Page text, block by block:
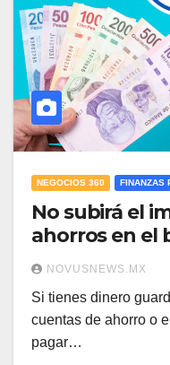
NEGOCIOS 360 FINANZAS
No subirá el
ahorros en el
NOVUSNEWS.MX
Si tienes dinero
cuentas de ahorro o
pagar…